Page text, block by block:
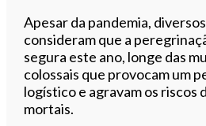
Apesar da pandemia,
consideram que a
segura este ano, longe das
colossais que provocam um
logístico e agravam os riscos
mortais.